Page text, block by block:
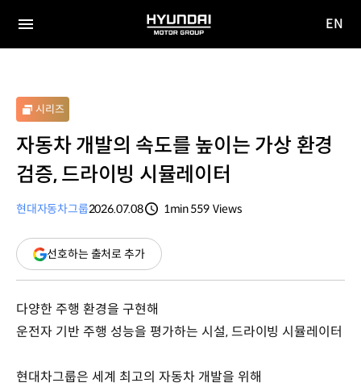
전체
HYUNDAI
MOTOR
EN
시리즈
자동차 개발의 속도를 높이는 가상 환경
검증, 드라이빙 시뮬레이터
현대자동차그룹2026.07.08
1min559 Views
선호하는 출처로 추가(새
창
다양한 주행 환경을 구현해
운전자 기반 주행 성능을 평가하는 시설, 드라이빙 시뮬레이터
현대차그룹은 세계 최고의 자동차 개발을 위해